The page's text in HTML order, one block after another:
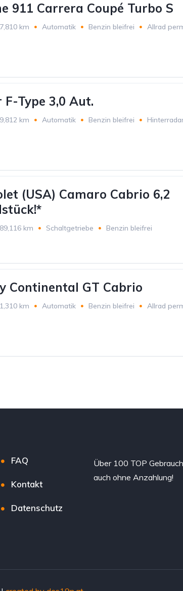
911 Carrera Coupé Turbo S
km Automatik Benzin bleifrei Allrad
F-Type 3,0 Aut.
km Automatik Benzin bleifrei
(USA) Camaro Cabrio 6,2
km Schaltgetriebe
Benzin bleifrei
Continental GT Cabrio
km Automatik Benzin bleifrei Allrad
FAQ
Kontakt
Datenschutz
Über 100 TOP
auch ohne Anzahlung!